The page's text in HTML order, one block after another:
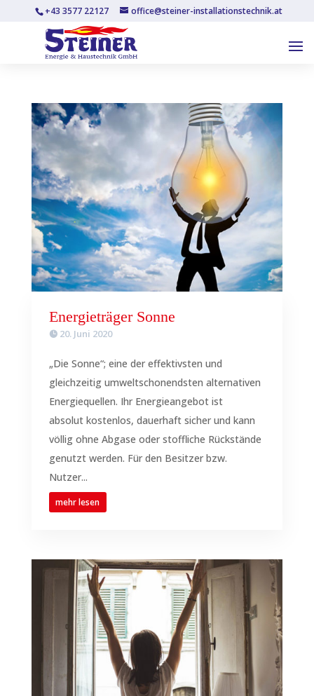
+43 3577 22127 office@steiner-installationstechnik.at
Energieträger Sonne
20. Juni 2020
„Die Sonne“; eine der effektivsten und
gleichzeitig umweltschonendsten alternativen
Energiequellen. Ihr Energieangebot ist
absolut kostenlos, dauerhaft sicher und kann
völlig ohne Abgase oder stoffliche Rückstände
genutzt werden. Für den Besitzer bzw.
Nutzer...
mehr lesen